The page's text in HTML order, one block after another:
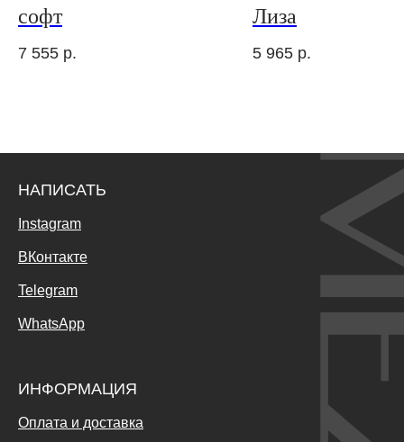
софт
7 555 р.
Лиза
5 965 р.
НАПИСАТЬ
Instagram
ВКонтакте
Telegram
WhatsApp
ИНФОРМАЦИЯ
Оплата и доставка